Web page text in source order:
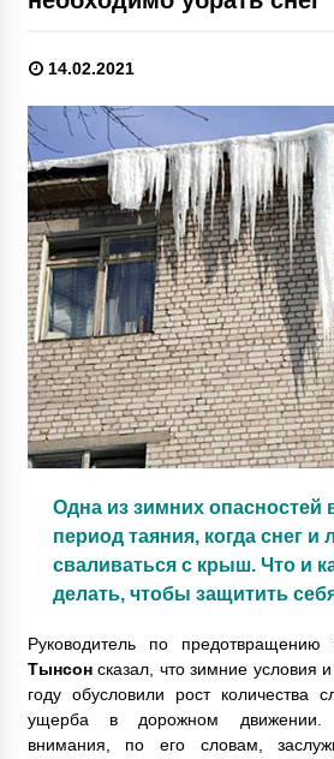
14.02.2021
Одна из зимних опасностей
период таяния, когда снег и
сваливаться с крыш. Что и
делать, чтобы защитить
Руководитель по
Тынсонсказал, что зимние условия
году обусловили рост количества
ущерба в дорожном движении.
внимания, по его словам,